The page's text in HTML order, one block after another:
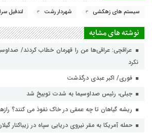
سیستم های زهکشی شهردار رشت لندفیل
نوشته های مشابه
عراقچی: عراقی‌ها من را قهرمان خطاب کردند/
نکرد
فوری/ اکبر عبدی درگذشت
جبلی، رئیس صداوسیما به شدت توبیخ شد
ریشه گیاهان تا چه عمقی در خاک نفوذ می کنند؟
حمله آمریکا به مقر نیروی دریایی سپاه در زیباکنار